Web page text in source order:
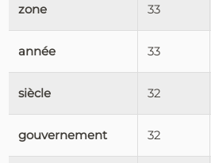
zone 33
année 33
siècle 32
gouvernement 32